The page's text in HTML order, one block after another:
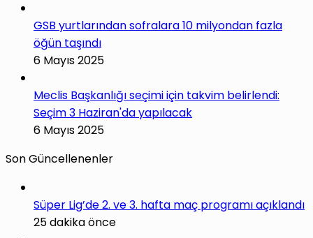
GSB yurtlarından sofralara 10 milyondan fazla
öğün taşındı
6 Mayıs 2025
Meclis Başkanlığı seçimi için takvim belirlendi:
Seçim 3 Haziran'da yapılacak
6 Mayıs 2025
Son Güncellenenler
Süper Lig’de 2. ve 3. hafta maç programı açıklandı
25 dakika önce